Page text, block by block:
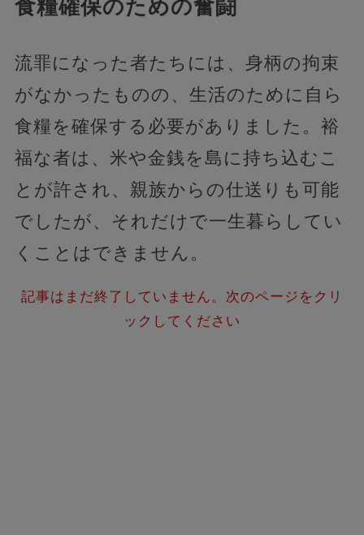
食糧確保のための奮闘
流罪になった者たちには、身柄の拘束
がなかったものの、生活のために自ら
食糧を確保する必要がありました。裕
福な者は、米や金銭を島に持ち込むこ
とが許され、親族からの仕送りも可能
でしたが、それだけで一生暮らしてい
くことはできません。
記事はまだ終了していません。次のページをクリ
ックしてください